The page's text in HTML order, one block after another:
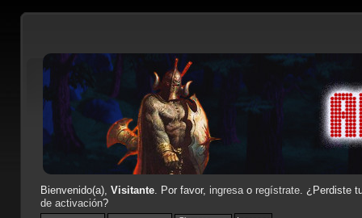
Bienvenido(a), Visitante. Por favor, ingresao regístrate. ¿Perdiste
de activación?